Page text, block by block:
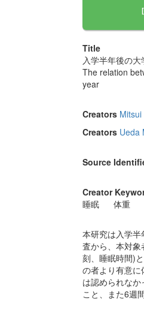
Title
入学半年後の
The relation
year
Creators
Creators Ueda
Source
Creator
睡眠
体重
本研究は入学
査から、本対
刻、睡眠時間)
の者より有意
は認められな
こと、また6週